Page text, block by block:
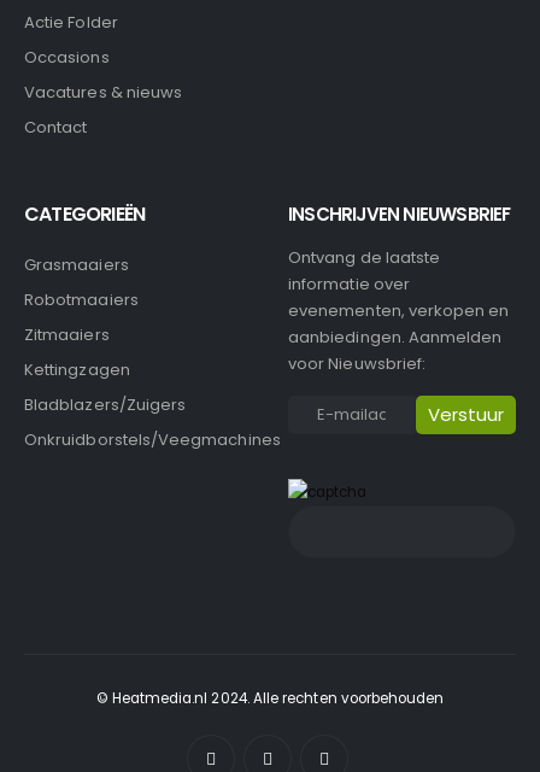
Actie Folder
Occasions
Vacatures & nieuws
Contact
CATEGORIEËN
Grasmaaiers
Robotmaaiers
Zitmaaiers
Kettingzagen
Bladblazers/Zuigers
Onkruidborstels/Veegmachines
INSCHRIJVEN NIEUWSBRIEF
Ontvang de laatste
informatie over
evenementen, verkopen en
aanbiedingen. Aanmelden
voor Nieuwsbrief:
© Heatmedia.nl 2024. Alle rechten voorbehouden